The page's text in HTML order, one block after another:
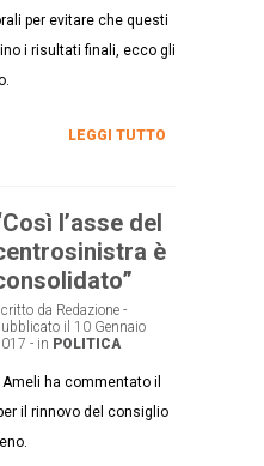
per evitare che questi
i risultati finali, ecco gli
LEGGI TUTTO
l’asse del
è
da Redazione -
il 10 Gennaio
- in POLITICA
ha commentato il
il rinnovo del consiglio